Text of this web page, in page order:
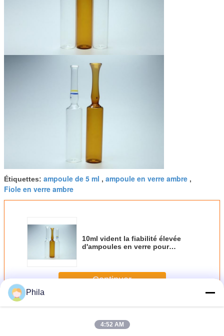
Étiquettes: ampoule de 5 ml , ampoule en verre ambre ,
Fiole en verre ambre
10ml vident la fiabilité élevée
d'ampoules en verre pour
Continuer
PlusAmpoules en verre vides
Phila
4:52 AM